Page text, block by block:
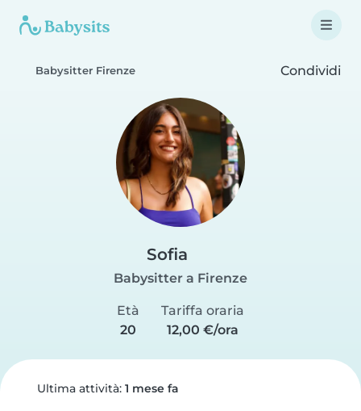
Babysitter Firenze Condividi
Sofia
Babysitter a Firenze
Età
20
Tariffa oraria
12,00 €/ora
Ultima attività: 1 mese fa